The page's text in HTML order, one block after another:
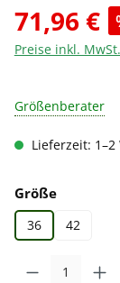
71,96 €
Preise inkl.
Größenberater
Lieferzeit: 1–2
Größe
36 42
Produkt